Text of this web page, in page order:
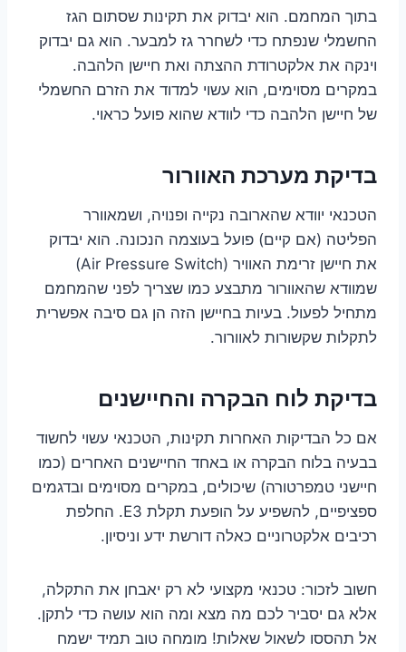
בתוך המחמם. הוא יבדוק את תקינות שסתום הגז
החשמלי שנפתח כדי לשחרר גז למבער. הוא גם יבדוק
וינקה את אלקטרודת ההצתה ואת חיישן הלהבה.
במקרים מסוימים, הוא עשוי למדוד את הזרם החשמלי
של חיישן הלהבה כדי לוודא שהוא פועל כראוי.
בדיקת מערכת האוורור
הטכנאי יוודא שהארובה נקייה ופנויה, ושמאוורר
הפליטה (אם קיים) פועל בעוצמה הנכונה. הוא יבדוק
את חיישן זרימת האוויר (Air Pressure Switch)
שמוודא שהאוורור מתבצע כמו שצריך לפני שהמחמם
מתחיל לפעול. בעיות בחיישן הזה הן גם סיבה אפשרית
לתקלות שקשורות לאוורור.
בדיקת לוח הבקרה והחיישנים
אם כל הבדיקות האחרות תקינות, הטכנאי עשוי לחשוד
בבעיה בלוח הבקרה או באחד החיישנים האחרים (כמו
חיישני טמפרטורה) שיכולים, במקרים מסוימים ובדגמים
ספציפיים, להשפיע על הופעת תקלת E3. החלפת
רכיבים אלקטרוניים כאלה דורשת ידע וניסיון.
חשוב לזכור: טכנאי מקצועי לא רק יאבחן את התקלה,
אלא גם יסביר לכם מה מצא ומה הוא עושה כדי לתקן.
אל תהססו לשאול שאלות! מומחה טוב תמיד ישמח